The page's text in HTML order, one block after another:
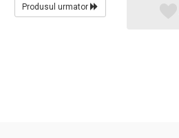
Produsul urmator